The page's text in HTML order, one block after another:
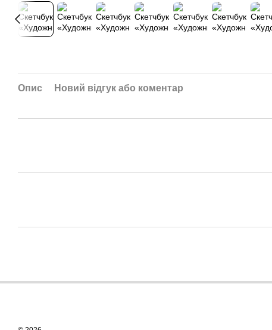
Опис Новий відгук або коментар